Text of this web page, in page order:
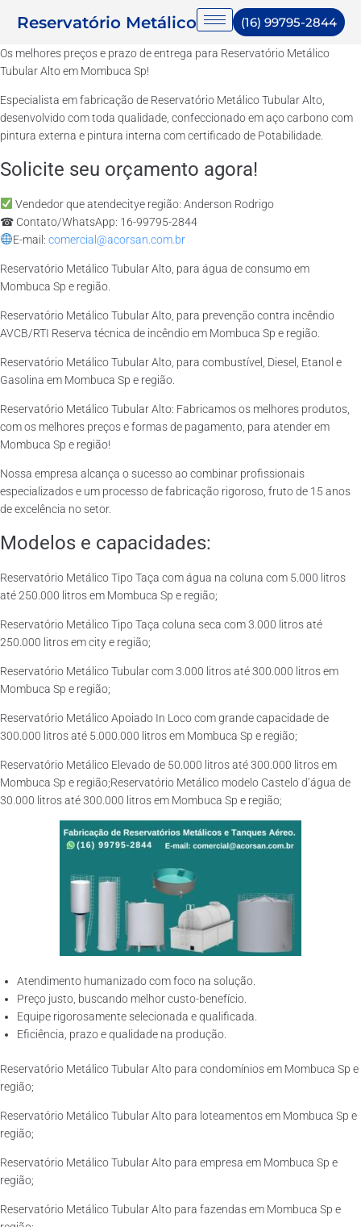
Reservatório Metálico (16) 99795-2844
Os melhores preços e prazo de entrega para Reservatório Metálico
Tubular Alto em Mombuca Sp!
Especialista em fabricação de Reservatório Metálico Tubular Alto,
desenvolvido com toda qualidade, confeccionado em aço carbono com
pintura externa e pintura interna com certificado de Potabilidade.
Solicite seu orçamento agora!
Vendedor que atendecitye região: Anderson Rodrigo
☎ Contato/WhatsApp: 16-99795-2844
E-mail: comercial@acorsan.com.br
Reservatório Metálico Tubular Alto, para água de consumo em
Mombuca Sp e região.
Reservatório Metálico Tubular Alto, para prevenção contra incêndio
AVCB/RTI Reserva técnica de incêndio em Mombuca Sp e região.
Reservatório Metálico Tubular Alto, para combustível, Diesel, Etanol e
Gasolina em Mombuca Sp e região.
Reservatório Metálico Tubular Alto: Fabricamos os melhores produtos,
com os melhores preços e formas de pagamento, para atender em
Mombuca Sp e região!
Nossa empresa alcança o sucesso ao combinar profissionais
especializados e um processo de fabricação rigoroso, fruto de 15 anos
de excelência no setor.
Modelos e capacidades:
Reservatório Metálico Tipo Taça com água na coluna com 5.000 litros
até 250.000 litros em Mombuca Sp e região;
Reservatório Metálico Tipo Taça coluna seca com 3.000 litros até
250.000 litros em city e região;
Reservatório Metálico Tubular com 3.000 litros até 300.000 litros em
Mombuca Sp e região;
Reservatório Metálico Apoiado In Loco com grande capacidade de
300.000 litros até 5.000.000 litros em Mombuca Sp e região;
Reservatório Metálico Elevado de 50.000 litros até 300.000 litros em
Mombuca Sp e região;Reservatório Metálico modelo Castelo d’água de
30.000 litros até 300.000 litros em Mombuca Sp e região;
Atendimento humanizado com foco na solução.
Preço justo, buscando melhor custo-benefício.
Equipe rigorosamente selecionada e qualificada.
Eficiência, prazo e qualidade na produção.
Reservatório Metálico Tubular Alto para condomínios em Mombuca Sp e
região;
Reservatório Metálico Tubular Alto para loteamentos em Mombuca Sp e
região;
Reservatório Metálico Tubular Alto para empresa em Mombuca Sp e
região;
Reservatório Metálico Tubular Alto para fazendas em Mombuca Sp e